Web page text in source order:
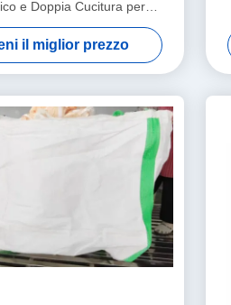
e Doppia Cucitura per
Sicuro per Carichi Pesanti
il miglior prezzo